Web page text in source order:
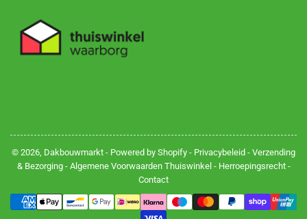
© 2026, Dakbouwmarkt - Powered by Shopify - Privacybeleid - Verzending
& Bezorging- Algemene Voorwaarden Thuiswinkel - Herroepingsrecht-
Contact
Betalingsmethoden